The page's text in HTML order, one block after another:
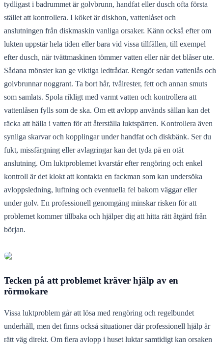
tydligast i badrummet är golvbrunn, handfat eller dusch ofta första
stället att kontrollera. I köket är diskhon, vattenlåset och
anslutningen från diskmaskin vanliga orsaker. Känn också efter om
lukten uppstår hela tiden eller bara vid vissa tillfällen, till exempel
efter dusch, när tvättmaskinen tömmer vatten eller när det blåser ute.
Sådana mönster kan ge viktiga ledtrådar. Rengör sedan vattenlås och
golvbrunnar noggrant. Ta bort hår, tvålrester, fett och annan smuts
som samlats. Spola rikligt med varmt vatten och kontrollera att
vattenlåsen fylls som de ska. Om ett avlopp används sällan kan det
räcka att hälla i vatten för att återställa luktspärren. Kontrollera även
synliga skarvar och kopplingar under handfat och diskbänk. Ser du
fukt, missfärgning eller avlagringar kan det tyda på en otät
anslutning. Om luktproblemet kvarstår efter rengöring och enkel
kontroll är det klokt att kontakta en fackman som kan undersöka
avloppsledning, luftning och eventuella fel bakom väggar eller
under golv. En professionell genomgång minskar risken för att
problemet kommer tillbaka och hjälper dig att hitta rätt åtgärd från
början.
Tecken på att problemet kräver hjälp av en
rörmokare
Vissa luktproblem går att lösa med rengöring och regelbundet
underhåll, men det finns också situationer där professionell hjälp är
rätt väg direkt. Om flera avlopp i huset luktar samtidigt kan orsaken